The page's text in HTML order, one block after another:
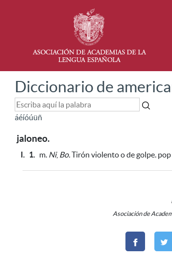
Diccionario de
áéíóúüñ
jaloneo.
I. 1. m. Ni, Bo.Tirón violento o de golpe.
Asociación de